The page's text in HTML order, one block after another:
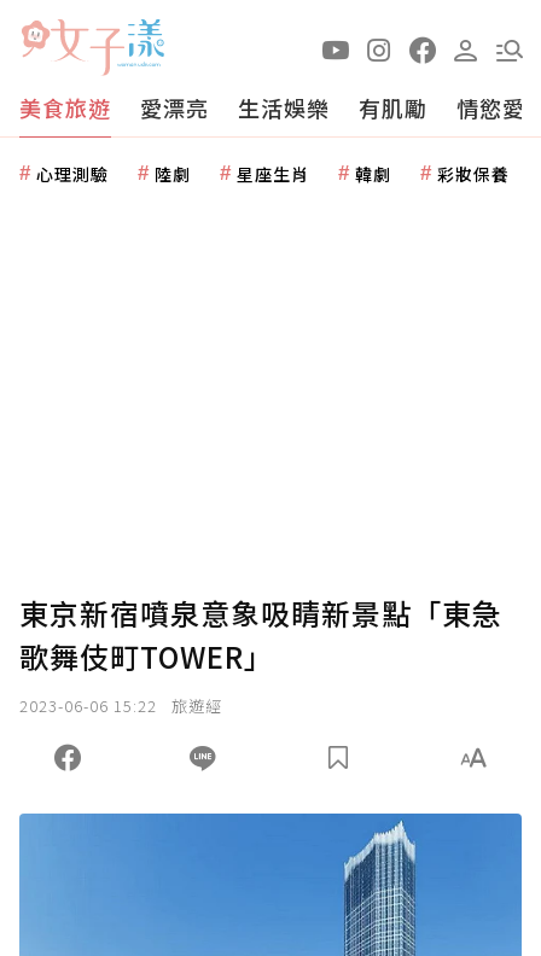
美食旅遊 愛漂亮 生活娛樂 有肌勵 情慾愛
心理測驗 陸劇 星座生肖 韓劇 彩妝保養
東京新宿噴泉意象吸睛新景點「東急
歌舞伎町TOWER」
2023-06-06 15:22 旅遊經